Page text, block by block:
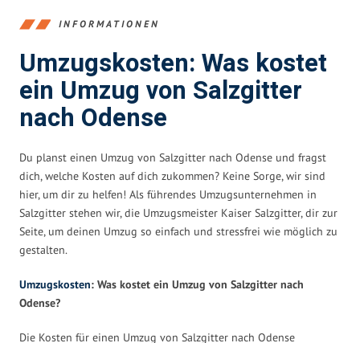
INFORMATIONEN
Umzugskosten: Was kostet
ein Umzug von Salzgitter
nach Odense
Du planst einen Umzug von Salzgitter nach Odense und fragst
dich, welche Kosten auf dich zukommen? Keine Sorge, wir sind
hier, um dir zu helfen! Als führendes Umzugsunternehmen in
Salzgitter stehen wir, die Umzugsmeister Kaiser Salzgitter, dir zur
Seite, um deinen Umzug so einfach und stressfrei wie möglich zu
gestalten.
Umzugskosten: Was kostet ein Umzug von Salzgitter nach
Odense?
Die Kosten für einen Umzug von Salzgitter nach Odense